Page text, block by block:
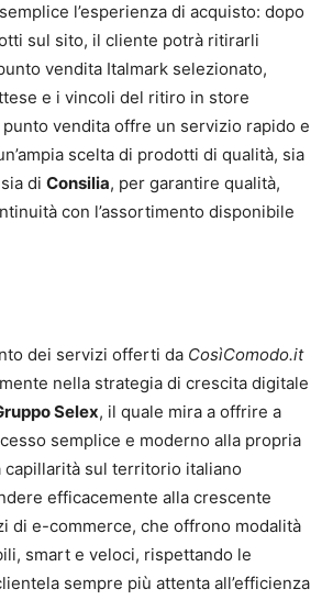
l’esperienza di acquisto: dopo
sul sito, il cliente potrà ritirarli
vendita Italmark selezionato,
e i vincoli del ritiro in store
vendita offre un servizio rapido e
scelta di prodotti di qualità, sia
di Consilia, per garantire qualità,
con l’assortimento disponibile
dei servizi offerti da CosìComodo.it
nella strategia di crescita digitale
Selex, il quale mira a offrire a
semplice e moderno alla propria
capillarità sul territorio italiano
efficacemente alla crescente
di e-commerce, che offrono modalità
smart e veloci, rispettando le
sempre più attenta all’efficienza